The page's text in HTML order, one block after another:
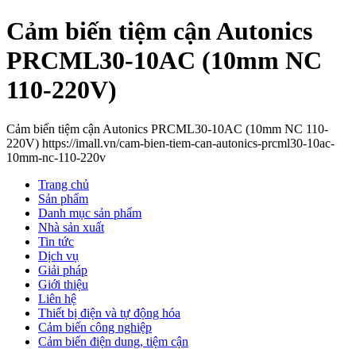
Cảm biến tiệm cận Autonics
PRCML30-10AC (10mm NC
110-220V)
Cảm biến tiệm cận Autonics PRCML30-10AC (10mm NC 110-
220V) https://imall.vn/cam-bien-tiem-can-autonics-prcml30-10ac-
10mm-nc-110-220v
Trang chủ
Sản phẩm
Danh mục sản phẩm
Nhà sản xuất
Tin tức
Dịch vụ
Giải pháp
Giới thiệu
Liên hệ
Thiết bị điện và tự động hóa
Cảm biến công nghiệp
Cảm biến điện dung, tiệm cận